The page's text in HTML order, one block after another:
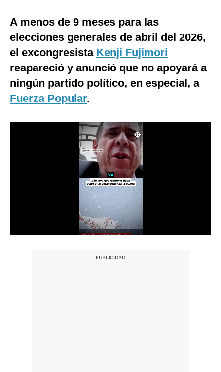
México
España
Internacional
Tecnología
Club del Suscriptor
Mix
A menos de 9 meses para las
elecciones generales de abril del 2026,
el excongresista Kenji Fujimori
reapareció y anunció que no apoyará a
ningún partido político, en especial, a
Fuerza Popular.